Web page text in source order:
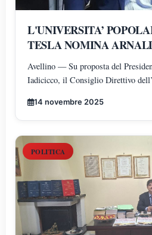
L'UNIVERSITA’
TESLA NOMINA
PRESIDENTE E
DIPARTIMENTI DI
ECONOMICHE,
PSICOLOGIA, SCIENZE
FILOSOFIA E
Avellino — Su proposta del
Iadicicco, il Consiglio Direttivo
articolato nei Dipartimenti di
Economiche, Scienze Politiche,
Filosofia e Pedagogia.
14 novembre 2025
POLITICA